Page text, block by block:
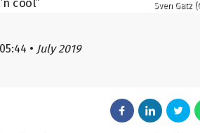
Sven Gatz
05:44 • July 2019